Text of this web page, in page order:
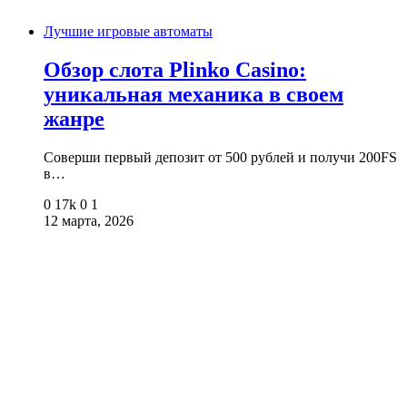
Лучшие игровые автоматы
Обзор слота Plinko Casino:
уникальная механика в своем
жанре
Соверши первый депозит от 500 рублей и получи 200FS
в…
0 17k 0 1
12 марта, 2026